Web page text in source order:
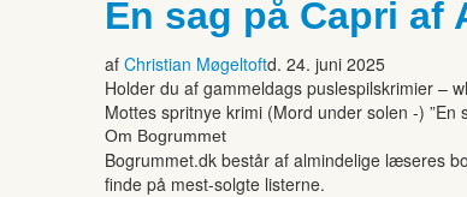
En sag på Capri af
af Christian Møgeltoftd. 24. juni 2025
Holder du af gammeldags puslespilskrimier –
Mottes spritnye krimi (Mord under solen -)
Om Bogrummet
Bogrummet.dk består af almindelige læseres
finde på mest-solgte listerne.